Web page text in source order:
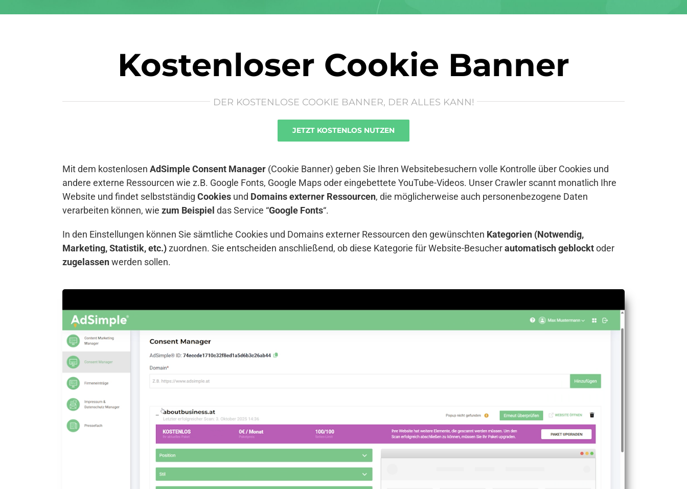
Kostenloser Cookie Banner
DER KOSTENLOSE COOKIE BANNER, DER ALLES KANN!
JETZT KOSTENLOS NUTZEN
Mit dem kostenlosen AdSimple Consent Manager (Cookie Banner) geben Sie Ihren Websitebesuchern volle Kontrolle über Cookies und
andere externe Ressourcen wie z.B. Google Fonts, Google Maps oder eingebettete YouTube-Videos. Unser Crawler scannt monatlich Ihre
Website und findet selbstständig Cookies und Domains externer Ressourcen, die möglicherweise auch personenbezogene Daten
verarbeiten können, wie zum Beispiel das Service “Google Fonts“.
In den Einstellungen können Sie sämtliche Cookies und Domains externer Ressourcen den gewünschten Kategorien (Notwendig,
Marketing, Statistik, etc.)zuordnen. Sie entscheiden anschließend, ob diese Kategorie für Website-Besucherautomatisch geblocktoder
zugelassenwerden sollen.